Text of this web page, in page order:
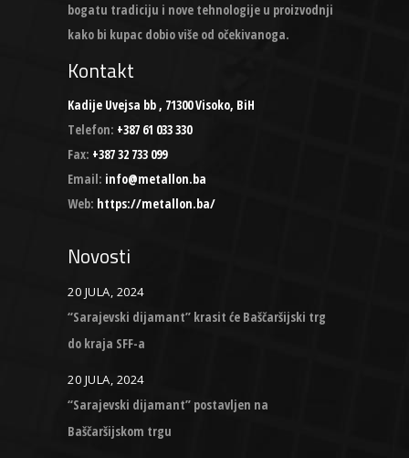
bogatu tradiciju i nove tehnologije u proizvodnji
kako bi kupac dobio više od očekivanoga.
Kontakt
Kadije Uvejsa bb , 71300 Visoko, BiH
Telefon: +387 61 033 330
Fax: +387 32 733 099
Email: info@metallon.ba
Web: https://metallon.ba/
Novosti
20 JULA, 2024
“Sarajevski dijamant” krasit će Baščaršijski trg
do kraja SFF-a
20 JULA, 2024
“Sarajevski dijamant” postavljen na
Baščaršijskom trgu